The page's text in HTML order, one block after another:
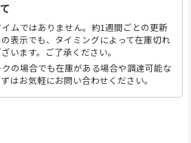
NEC
Centrecom
ムではありません。約1週間ごとの更新
表示でも、タイミングによって在庫切れ
います。ご了承ください。
の場合でも在庫がある場合や調達可能な
はお気軽にお問い合わせください。